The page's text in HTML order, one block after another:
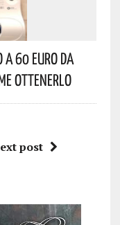
60 Euro Da
Ottenerlo
post